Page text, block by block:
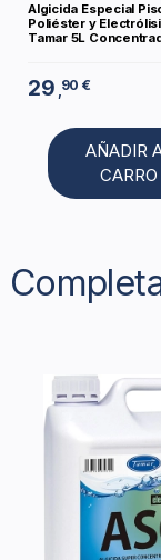
Algicida Especial
Poliéster y
Tamar 5L
29 ,90 €
AÑADIR
CARRO